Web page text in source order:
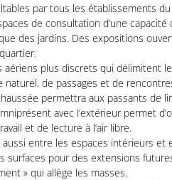
par tous les établissements
de consultation d’une capacité
des jardins. Des expositions
plus discrets qui délimitent
naturel, de passages et de
permettra aux passants de
avec l’extérieur permet
et de lecture à l’air libre.
entre les espaces intérieurs et
surfaces pour des extensions
» qui allège les masses.